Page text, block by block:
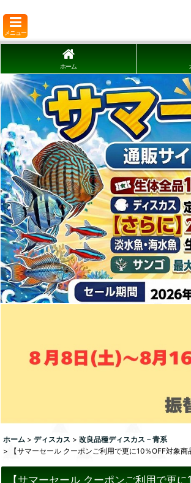
メニュー
ホーム
ホーム > ディスカス > 改良品種ディスカス－青系
>
【サマーセール クーポンご利用で更に10％OFF対象
【サマーセール クーポンご利用で更